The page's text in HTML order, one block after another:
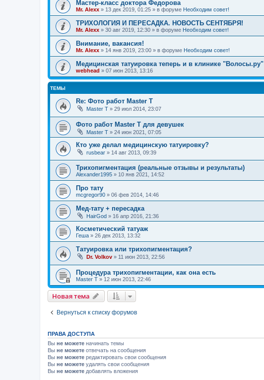
Мастер-класс доктора Федорова
Mr. Alexx » 13 дек 2019, 01:25 » в форуме Необходим совет!
ТРИХОЛОГИЯ И ПЕРЕСАДКА. НОВОСТЬ СЕНТЯБРЯ!
Mr. Alexx » 30 авг 2019, 12:30 » в форуме Необходим совет!
Внимание, вакансия!
Mr. Alexx » 14 янв 2019, 23:00 » в форуме Необходим совет!
Медицинская татуировка теперь и в клинике "Волосы.ру"
webhead » 07 июн 2013, 13:16
ТЕМЫ
Re: Фото работ Master T
Master T » 29 июл 2014, 23:07
Фото работ Master T для девушек
Master T » 24 июн 2021, 07:05
Кто уже делал медицинскую татуировку?
rusbear » 14 авг 2013, 09:39
Трихопигментация (реальные отзывы и результаты)
Alexander1995 » 10 янв 2021, 14:52
Про тату
mcgregor90 » 06 фев 2014, 14:46
Мед-тату + пересадка
HairGod » 16 апр 2016, 21:36
Косметический татуаж
Геша » 26 дек 2013, 13:32
Татуировка или трихопигментация?
Dr. Volkov » 11 июн 2013, 22:56
Процедура трихопигментации, как она есть
Master T » 12 июн 2013, 22:46
Новая тема
Вернуться к списку форумов
ПРАВА ДОСТУПА
Вы не можете начинать темы
Вы не можете отвечать на сообщения
Вы не можете редактировать свои сообщения
Вы не можете удалять свои сообщения
Вы не можете добавлять вложения